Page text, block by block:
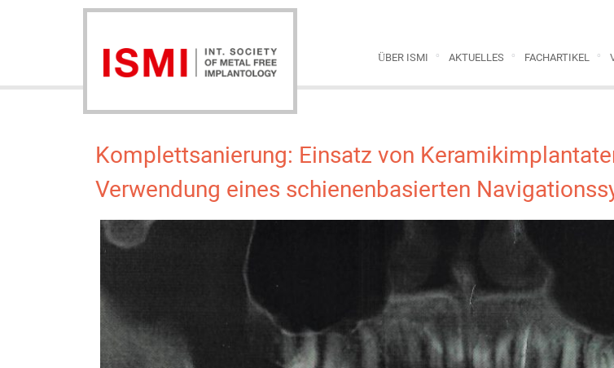
ÜBER ISMI AKTUELLES FACHARTIKEL
Komplettsanierung: Einsatz von
Verwendung eines schienenbasierten